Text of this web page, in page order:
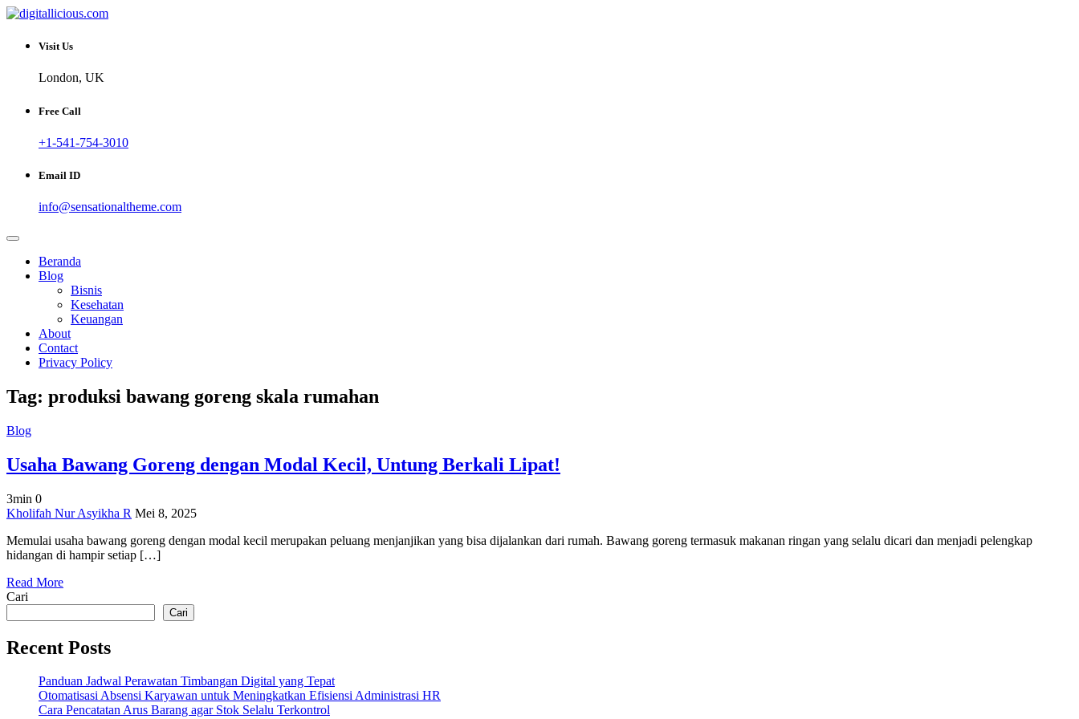
Skip
content
digitallicious.com
Sharing Digital Information
Visit Us
London, UK
Free Call
+1-541-754-3010
Email ID
info@sensationaltheme.com
Beranda
Blog
Bisnis
Kesehatan
Keuangan
About
Contact
Privacy Policy
Tag: produksi bawang goreng skala rumahan
Blog
Usaha Bawang Goreng dengan Modal Kecil, Untung Berkali Lipat!
3min 0
on
Bawang
Goreng
Modal
Kecil,
Lipat!
Kholifah Nur Asyikha R Mei 8, 2025
Memulai usaha bawang goreng dengan modal kecil merupakan peluang menjanjikan yang bisa dijalankan dari rumah. Bawang goreng termasuk makanan ringan yang selalu dicari dan menjadi pelengkap
hidangan di hampir setiap […]
Read More
Cari
Cari
Recent Posts
Panduan Jadwal Perawatan Timbangan Digital yang Tepat
Otomatisasi Absensi Karyawan untuk Meningkatkan Efisiensi Administrasi HR
Cara Pencatatan Arus Barang agar Stok Selalu Terkontrol